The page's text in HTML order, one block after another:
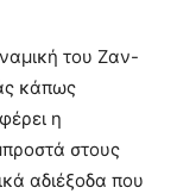
του Ζαν-
κάπως
η
στους
αδιέξοδα που